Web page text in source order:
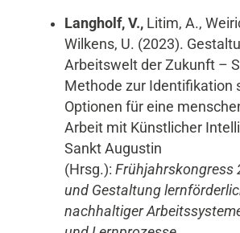
Langholf, V., Litim, A.,
Wilkens, U. (2023).
Arbeitswelt der Zukunft –
Methode zur Identifikation
Optionen für eine
Arbeit mit Künstlicher
Sankt Augustin
(Hrsg.): Frühjahrskongress
und Gestaltung
nachhaltiger